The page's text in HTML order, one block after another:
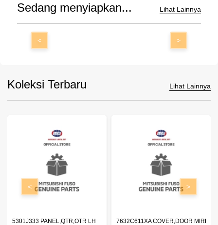
Sedang menyiapkan... Lihat Lainnya
< >
Koleksi Terbaru Lihat Lainnya
5301J333 PANEL,QTR,OTR LH 7632C611XA COVER,DOOR
< >